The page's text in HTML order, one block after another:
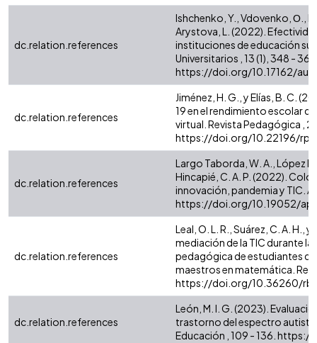
dc.relation.references
Ishchenko, Y., Vdovenko, О.,
Arystova, L. (2022).
instituciones de educación
Universitarios , 13 (1), 348 -
https://doi.org/10.17162/
dc.relation.references
Jiménez, H. G., y Elías, B. C.
19 en el rendimiento escolar
virtual. Revista Pedagógica ,
https://doi.org/10.22196/
dc.relation.references
Largo Taborda, W. A., López
Hincapié, C. A. P. (2022).
innovación, pandemia y TIC.
https://doi.org/10.19052/
dc.relation.references
Leal, O. L. R., Suárez, C. A. H.,
mediación de la TIC durante
pedagógica de estudiantes
maestros en matemática.
https://doi.org/10.36260/
dc.relation.references
León, M. I. G. (2023).
trastorno del espectro
Educación , 109 - 136.